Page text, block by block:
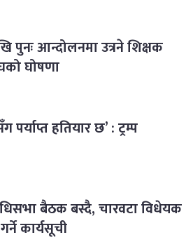
पुनः आन्दोलनमा उत्रने शिक्षक
घोषणा
पर्याप्त हतियार छ’ : ट्रम्प
बैठक बस्दै, चारवटा विधेयक
कार्यसूची